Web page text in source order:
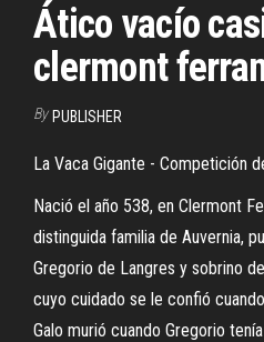
Ático vacío
clermont
By PUBLISHER
La Vaca Gigante - Competición
Nació el año 538, en Clermont
distinguida familia de Auvernia,
Gregorio de Langres y sobrino
cuyo cuidado se le confió
Galo murió cuando Gregorio